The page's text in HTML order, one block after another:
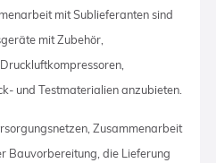
mit Sublieferanten sind
mit Zubehör,
und Testmaterialien anzubieten.
Zusammenarbeit
Bauvorbereitung, die Lieferung